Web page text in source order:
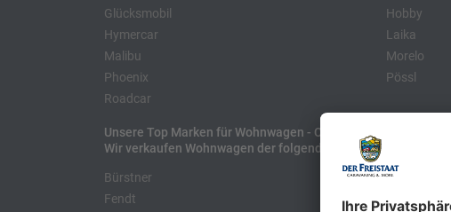
Glücksmobil
Hymercar
Malibu
Phoenix
Roadcar
Hobby
Laika
Morelo
Pössl
Unsere Top Marken für Wohnwagen - Caravans
Wir verkaufen Wohnwagen der folgenden Hersteller:
Bürstner
Fendt
Hobby
LMC